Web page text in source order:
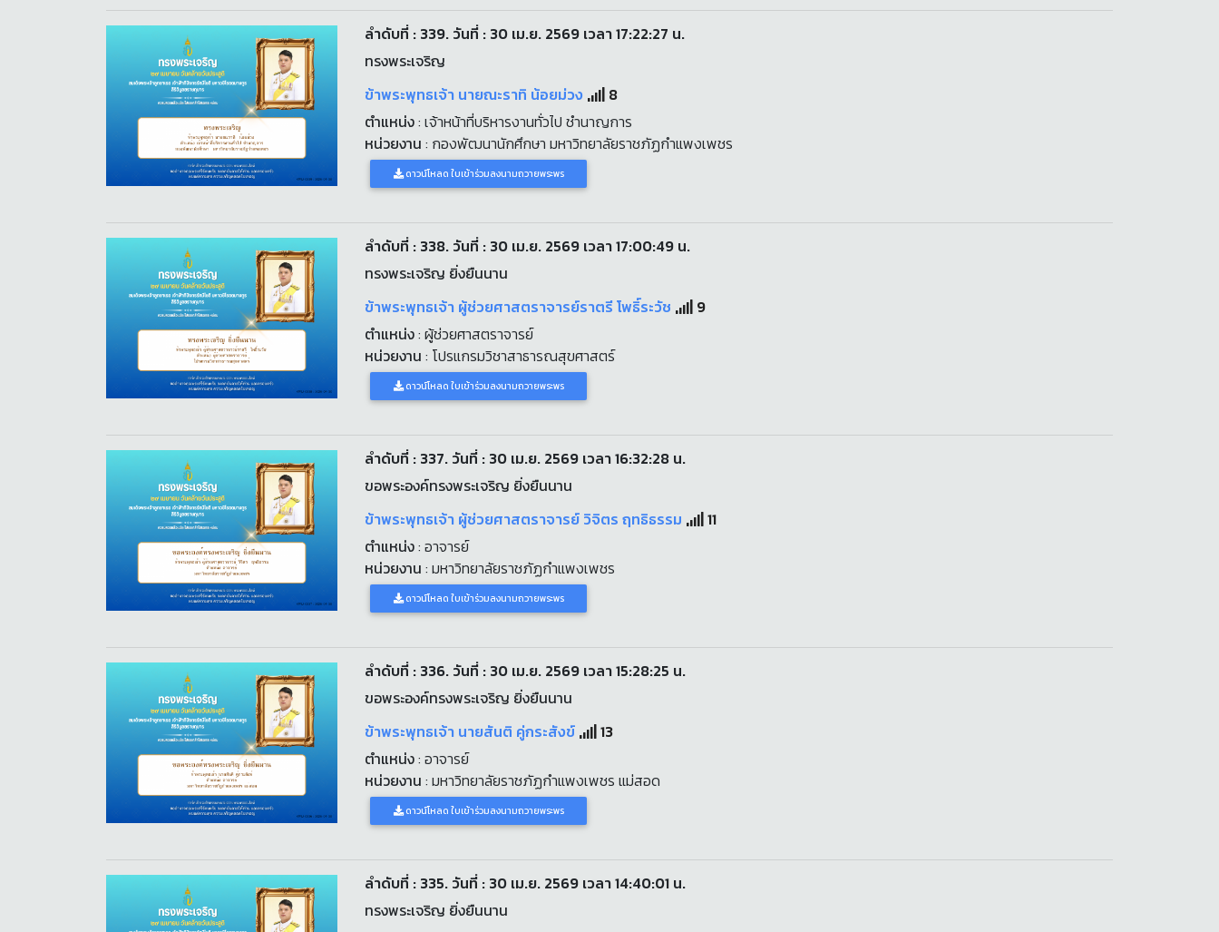
ลำดับที่ : 339. วันที่ : 30 เม.ย. 2569 เวลา 17:22:27 น.
ทรงพระเจริญ
ข้าพระพุทธเจ้า นายณะราทิ น้อยม่วง
8
ตำแหน่ง: เจ้าหน้าที่บริหารงานทั่วไป ชำนาญการ
หน่วยงาน : กองพัฒนานักศึกษา มหาวิทยาลัยราชภัฏกำแพงเพชร
ดาวน์โหลด ใบเข้าร่วมลงนามถวายพระพร
ลำดับที่ : 338. วันที่ : 30 เม.ย. 2569 เวลา 17:00:49 น.
ทรงพระเจริญ ยิ่งยืนนาน
ข้าพระพุทธเจ้า ผู้ช่วยศาสตราจารย์ราตรี โพธิ์ระวัช
9
ตำแหน่ง: ผู้ช่วยศาสตราจารย์
หน่วยงาน : โปรแกรมวิชาสาธารณสุขศาสตร์
ดาวน์โหลด ใบเข้าร่วมลงนามถวายพระพร
ลำดับที่ : 337. วันที่ : 30 เม.ย. 2569 เวลา 16:32:28 น.
ขอพระองค์ทรงพระเจริญ ยิ่งยืนนาน
ข้าพระพุทธเจ้า ผู้ช่วยศาสตราจารย์ วิจิตร ฤทธิธรรม
11
ตำแหน่ง: อาจารย์
หน่วยงาน : มหาวิทยาลัยราชภัฏกำแพงเพชร
ดาวน์โหลด ใบเข้าร่วมลงนามถวายพระพร
ลำดับที่ : 336. วันที่ : 30 เม.ย. 2569 เวลา 15:28:25 น.
ขอพระองค์ทรงพระเจริญ ยิ่งยืนนาน
ข้าพระพุทธเจ้า นายสันติ คู่กระสังข์
13
ตำแหน่ง: อาจารย์
หน่วยงาน : มหาวิทยาลัยราชภัฏกำแพงเพชร แม่สอด
ดาวน์โหลด ใบเข้าร่วมลงนามถวายพระพร
ลำดับที่ : 335. วันที่ : 30 เม.ย. 2569 เวลา 14:40:01 น.
ทรงพระเจริญ ยิ่งยืนนาน